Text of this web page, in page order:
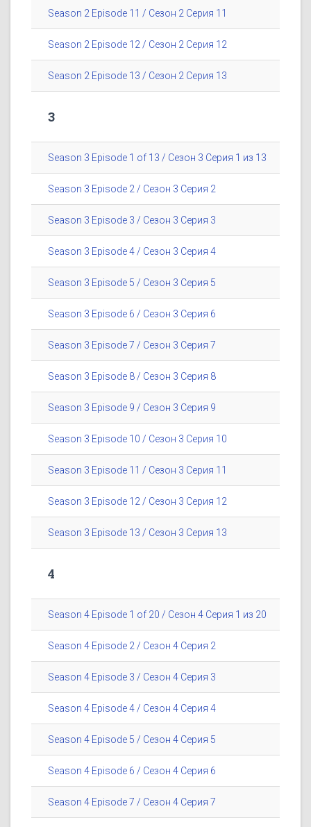
Season 2 Episode 11 / Сезон 2 Серия 11
Season 2 Episode 12 / Сезон 2 Серия 12
Season 2 Episode 13 / Сезон 2 Серия 13
3
Season 3 Episode 1 of 13 / Сезон 3 Серия 1 из 13
Season 3 Episode 2 / Сезон 3 Серия 2
Season 3 Episode 3 / Сезон 3 Серия 3
Season 3 Episode 4 / Сезон 3 Серия 4
Season 3 Episode 5 / Сезон 3 Серия 5
Season 3 Episode 6 / Сезон 3 Серия 6
Season 3 Episode 7 / Сезон 3 Серия 7
Season 3 Episode 8 / Сезон 3 Серия 8
Season 3 Episode 9 / Сезон 3 Серия 9
Season 3 Episode 10 / Сезон 3 Серия 10
Season 3 Episode 11 / Сезон 3 Серия 11
Season 3 Episode 12 / Сезон 3 Серия 12
Season 3 Episode 13 / Сезон 3 Серия 13
4
Season 4 Episode 1 of 20 / Сезон 4 Серия 1 из 20
Season 4 Episode 2 / Сезон 4 Серия 2
Season 4 Episode 3 / Сезон 4 Серия 3
Season 4 Episode 4 / Сезон 4 Серия 4
Season 4 Episode 5 / Сезон 4 Серия 5
Season 4 Episode 6 / Сезон 4 Серия 6
Season 4 Episode 7 / Сезон 4 Серия 7